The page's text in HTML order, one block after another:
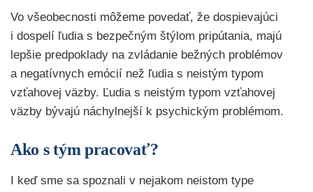
Vo všeobecnosti môžeme povedať, že dospievajúci
i dospelí ľudia s bezpečným štýlom pripútania, majú
lepšie predpoklady na zvládanie bežných problémov
a negatívnych emócií než ľudia s neistým typom
vzťahovej väzby. Ľudia s neistým typom vzťahovej
väzby bývajú náchylnejší k psychickým problémom.
Ako s tým pracovať?
I keď sme sa spoznali v nejakom neistom type